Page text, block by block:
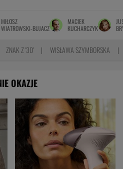
MIŁOSZ
WIATROWSKI-BUJACZ
MACIEK
KUCHARCZYK
ZNAK Z '30' WISŁAWA SZYMBORSKA
OKAZJE